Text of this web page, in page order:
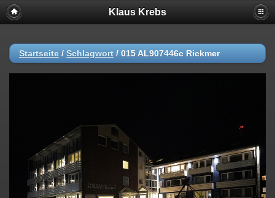
Klaus Krebs
Startseite / Schlagwort / 015 AL907446c Rickmer